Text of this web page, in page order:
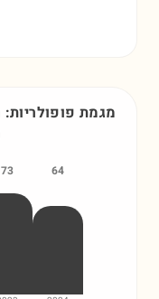
מגמת
64
73